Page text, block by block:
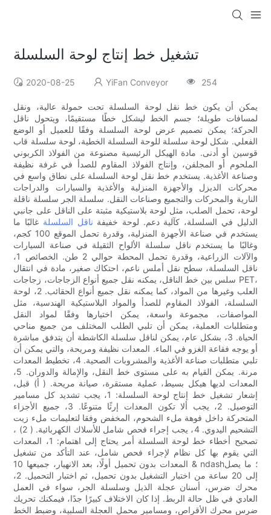
تشغيل خط إنتاج لوحة السلسلة
2020-08-25 YiFan Conveyor 254
يمكن أن يكون خط نقل لوحة السلسلة تحت حمولة عالية، ونقل
لمسافات طويلة؛ جسم الخط ليشكل خطًا مستقيمًا، ويتحول ناقل
الحركة؛ يمكن تصميم عرض لوحة السلسلة وفقًا للعميل أو الوضع
الفعلي. شكل لوحة سلسلة للوحة السلسلة الخطية، لوحة سلسلة قاب
قوسين أو أدنى. مادة الهيكل الرئيسية مصنوعة من الفولاذ الكربوني
الملحوم أو المجلفن، وإنتاج الفولاذ المقاوم للصدأ في غرفة نظيفة
وصناعة الأغذية. يستخدم خط نقل لوحة السلسلة على نطاق واسع في
محركات الديزل والأجهزة المنزلية والأغذية والسيارات والدراجات
النارية والمحركات والتجميع وصناعات النقل. سلسلة الجر سلسلة ناقلة
لوحة، تحمل الصلب، مثل لوحة بلاستيكية مثبتة على الناقل على جانبي
الدليل في السلسلة، كآلية دعم. لوحة خفيفة ناقل السلسلة غالبًا ما
يستخدم في صناعة الأجهزة المنزلية، وقدرة تحمل الموقع 100 كجم،
وغالبًا ما يستخدم ناقل سلسلة الألواح الثقيلة في صناعة السيارات
والآلات الزراعية، وقدرة تحمل المحطة حوالي 2 طن. الخصائص 1،
ناقل السلسلة، سطح نقل أملس ناعم، احتكاك صغير، مادة في انتقال
سلس بين خط الناقل، يمكنه نقل جميع أنواع الزجاجات، زجاجات PET،
العلب وغيرها من المواد، كما يمكنه نقل جميع أنواع الحقائب. 2، لوحة
السلسلة، الفولاذ المقاوم للصدأ والمواد البلاستيكية الهندسية، مثل
المواصفات، مجموعة واسعة، يمكن اختيارها وفقًا لمواد النقل
ومتطلبات العملية، يمكن أن تلبي الطلب المختلف من جميع مناحي
الحياة. 3، بشكل عام، يمكن لناقل سلسلة الكاشطة أن يتدفق مباشرة
أو يوجه فقاعة الغزو في الماء. المعدات نظيفة ومريحة، والتي يمكن أن
تلبي متطلبات صناعة الأغذية والمشروبات الصحية. 4، تخطيط المعدات
مرنة. يمكن القيام به على مستوى خط النقل، والإمالة والدوران. 5،
المعدات لديها هيكل بسيط، عملية مستقرة، صيانة مريحة. ( أ) قبل،
إشعار تشغيل خط إنتاج لوحة السلسلة: 1، يجب تشديد كل مسامير
التوصيل. 2، يجب ألا تكون المعدات إرثًا متنوعًا. 3، جميع الأجزاء
المتحركة داخل فوهة ملء الشحوم، المخفض وفقا لتعليمات ملء زيت
التشحيم اليدوي. 4، يجب إجراء فحص شامل للأسلاك الكهربائية. ( 2) ،
تصحيح أخطاء خط لوحة السلسلة أمر يحتاج إلى اهتمام: 1، المعدات
التي يقوم بها كل نظام لإجراء فحص شامل، عند التأكد من تشغيل
المعدات بدون تحميل أولًا، بعد الانهيار، جميعها 10 & ndash؛ ما يصل
إلى 20 ساعة من اختبار التشغيل بدون تحميل، ثم اختبار التحميل. 2،
محرك ضرس، أسنان عجلة الذيل وسلسلة الجر، سواء في العمل
العادي في ظل حالة الربط. إذا كان الاختلاف كبيرًا جدًا، فيمكنك تحريك
ضرس محرك الأقراص، ومسامير محمل العجلة السلبية، وضبط الخط